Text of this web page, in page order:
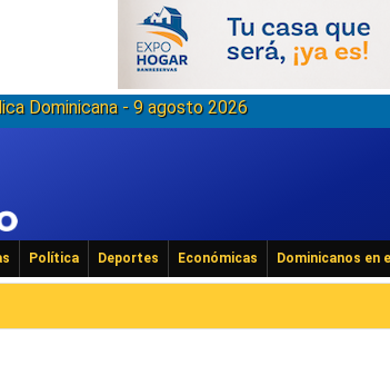
Dominicana - 9 agosto 2026
Política Deportes Económicas Dominicanos en